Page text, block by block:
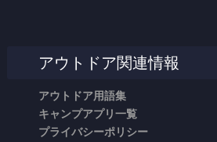
アウトドア関連情報
アウトドア用語集
キャンプアプリ一覧
プライバシーポリシー